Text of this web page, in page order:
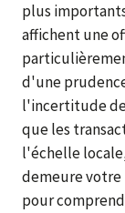
plus
affichent une
d'une
l'incertitude
que les
l'échelle
demeure votre
pour